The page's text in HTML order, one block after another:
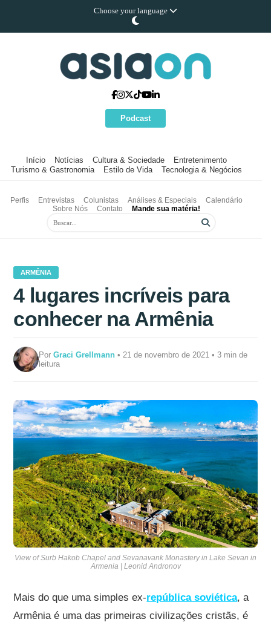
Choose your language
Podcast
Início Notícias Cultura & Sociedade
Entretenimento
Turismo & Gastronomia
Estilo de Vida Tecnologia & Negócios
Perfis Entrevistas Colunistas Análises & Especiais
Calendário
Sobre Nós
Contato Mande sua matéria!
ARMÊNIA
4 lugares incríveis para
conhecer na Armênia
PorGraci Grellmann • 21 de novembro de 2021 • 3 min de
leitura
View of Surb Hakob Chapel and Sevanavank Monastery in Lake Sevan in
Armenia | Leonid Andronov
Mais do que uma simples ex-república soviética, a
Armênia é uma das primeiras civilizações cristãs, é